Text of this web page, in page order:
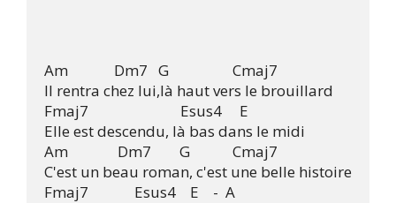
Am             Dm7   G                  Cmaj7
Il rentra chez lui,là haut vers le brouillard
Fmaj7                          Esus4     E
Elle est descendu, là bas dans le midi
Am              Dm7        G            Cmaj7
C'est un beau roman, c'est une belle histoire
Fmaj7             Esus4    E    -  A